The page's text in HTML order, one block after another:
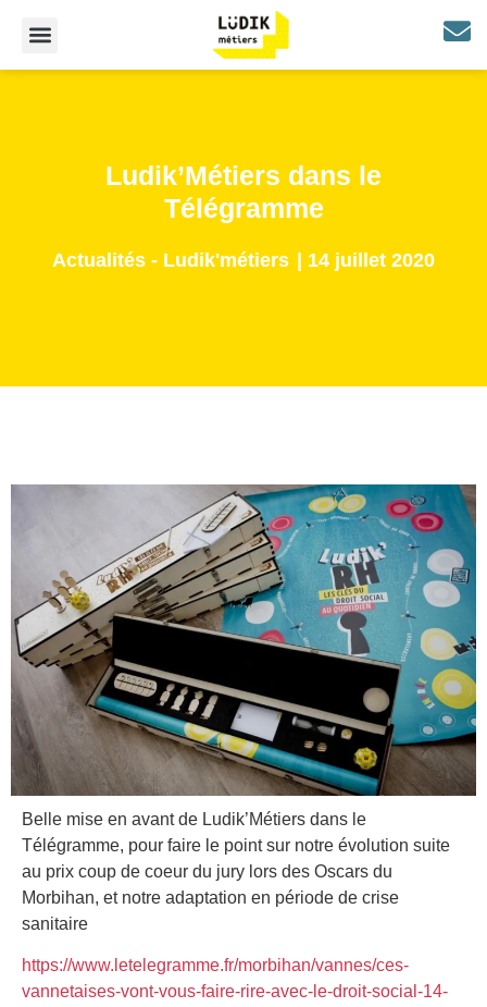
Ludik’Métiers dans le
Télégramme
Actualités - Ludik'métiers 14 juillet 2020
Belle mise en avant de Ludik’Métiers dans le
Télégramme, pour faire le point sur notre évolution suite
au prix coup de coeur du jury lors des Oscars du
Morbihan, et notre adaptation en période de crise
sanitaire
https://www.letelegramme.fr/morbihan/vannes/ces-
vannetaises-vont-vous-faire-rire-avec-le-droit-social-14-